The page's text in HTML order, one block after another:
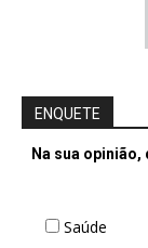
ENQUETE
Na sua
Saúde